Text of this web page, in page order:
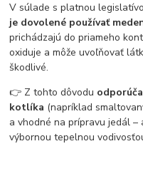
V súlade s platnou
je dovolené používať
prichádzajú do priameho
oxiduje a môže uvoľňovať
škodlivé.
👉 Z tohto dôvodu
kotlíka (napríklad
a vhodné na prípravu jedál
výbornou tepelnou